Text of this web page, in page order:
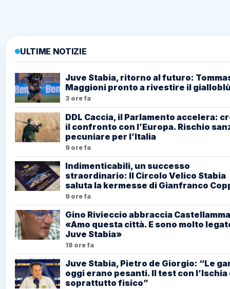
ULTIME NOTIZIE
Juve Stabia, ritorno al futuro:
Maggioni pronto a rivestire il
3 ore fa
DDL Caccia, il Parlamento accelera:
il confronto con l’Europa. Rischio
pecuniare per l’Italia
9 ore fa
Indimenticabili, un successo
straordinario: Il Circolo Velico Stabia
saluta la kermesse di Gianfranco
9 ore fa
Gino Rivieccio abbraccia
«Amo questa città. E sono molto
Juve Stabia»
18 ore fa
Juve Stabia, Pietro de Giorgio: “Le
oggi erano pesanti. Il test con l’Ischia
soprattutto fisico”